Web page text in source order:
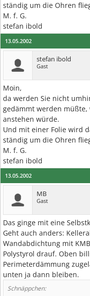
ständig um die Ohren
M. f. G.
stefan ibold
13.05.2002
stefan ibold
Gast
Moin,
da werden Sie nicht
gedämmt werden
anstehen würde.
Und mit einer Folie wird
ständig um die Ohren
M. f. G.
stefan ibold
13.05.2002
MB
Gast
Das ginge mit eine
Geht auch anders:
Wandabdichtung mit
Polystyrol drauf. Oben
Perimeterdämmung
unten ja dann bleiben.
Schnäppchen: